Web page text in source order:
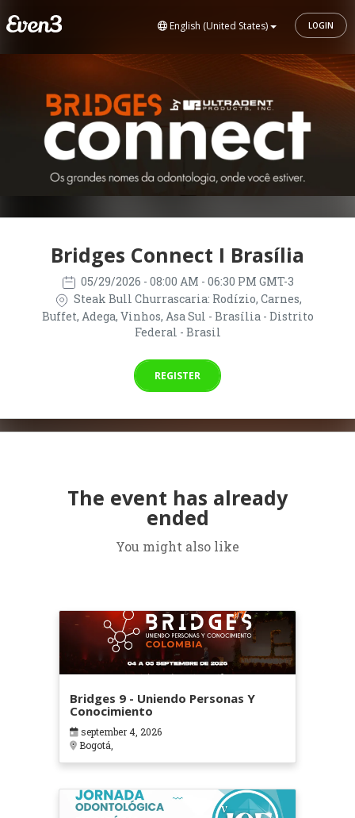
English (United States) LOGIN
Bridges Connect I Brasília
05/29/2026 - 08:00 AM - 06:30 PM GMT-3
Steak Bull Churrascaria: Rodízio, Carnes,
Buffet, Adega, Vinhos, Asa Sul - Brasília - Distrito
Federal - Brasil
REGISTER
The event has already
ended
You might also like
Bridges 9 - Uniendo Personas Y
Conocimiento
september 4, 2026
Bogotá,